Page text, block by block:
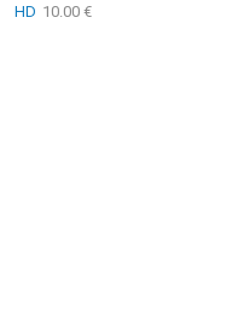
HD 10.00 €